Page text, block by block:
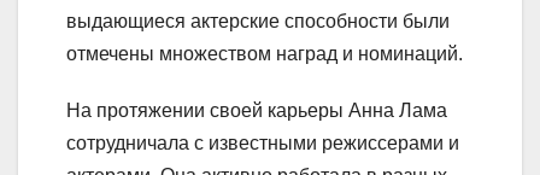
выдающиеся актерские способности были
отмечены множеством наград и номинаций.
На протяжении своей карьеры Анна Лама
сотрудничала с известными режиссерами и